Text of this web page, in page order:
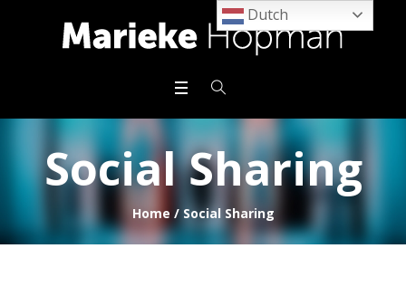
Social Sharing
Home / Social Sharing
Dutch